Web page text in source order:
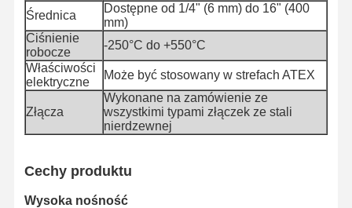
Węzeł odkurzacz
Obrotowy wąż wiertniczy
Rury węglowe chemiczne
Rury węża żywnościowego
Średnica
Dostępne od 1/4" (6 mm) do 16" (400
mm)
Ciśnienie
robocze
-250°C do +550°C
Właściwości
elektryczne
Może być stosowany w strefach ATEX
Złącza
Wykonane na zamówienie ze
wszystkimi typami złączek ze stali
nierdzewnej
Cechy produktu
Wysoka nośność